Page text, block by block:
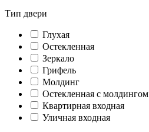
Тип двери
Глухая
Остекленная
Зеркало
Грифель
Молдинг
Остекленная с молдингом
Квартирная входная
Уличная входная